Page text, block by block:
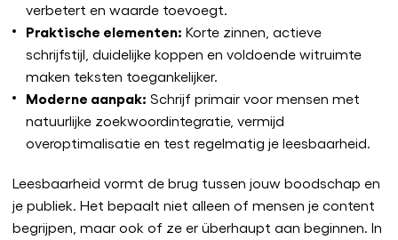
verbetert en waarde toevoegt.
Praktische elementen: Korte zinnen, actieve
schrijfstijl, duidelijke koppen en voldoende witruimte
maken teksten toegankelijker.
Moderne aanpak: Schrijf primair voor mensen met
natuurlijke zoekwoordintegratie, vermijd
overoptimalisatie en test regelmatig je leesbaarheid.
Leesbaarheid vormt de brug tussen jouw boodschap en
je publiek. Het bepaalt niet alleen of mensen je content
begrijpen, maar ook of ze er überhaupt aan beginnen. In